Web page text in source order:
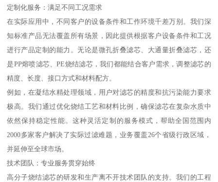
定制化服务：满足不同工况需求
在实际应用中，不同客户的设备条件和工作环境千差万别。我们深
知标准产品无法覆盖所有场景，因此提供根据客户设备条件和工况
进行产品定制的能力。无论是微孔折叠滤芯、大通量折叠滤芯，还
是PP熔喷滤芯、PE烧结滤芯，我们都能结合客户需求，调整滤芯的
精度、长度、接口方式和材料配方。
例如，在凝结水精处理领域，用户对滤芯的精度和抗污染能力要求
极高。我们通过优化烧结工艺和材料比例，确保滤芯在复杂水质中
依然保持稳定性能。这种灵活定制的服务模式，帮助全国范围内
2000多家客户解决了实际过滤难题，业务覆盖26个省级行政区域，
并延伸至全球市场。
技术团队：专业服务贯穿始终
高分子烧结滤芯的研发和生产离不开技术团队的支持。我们的工程